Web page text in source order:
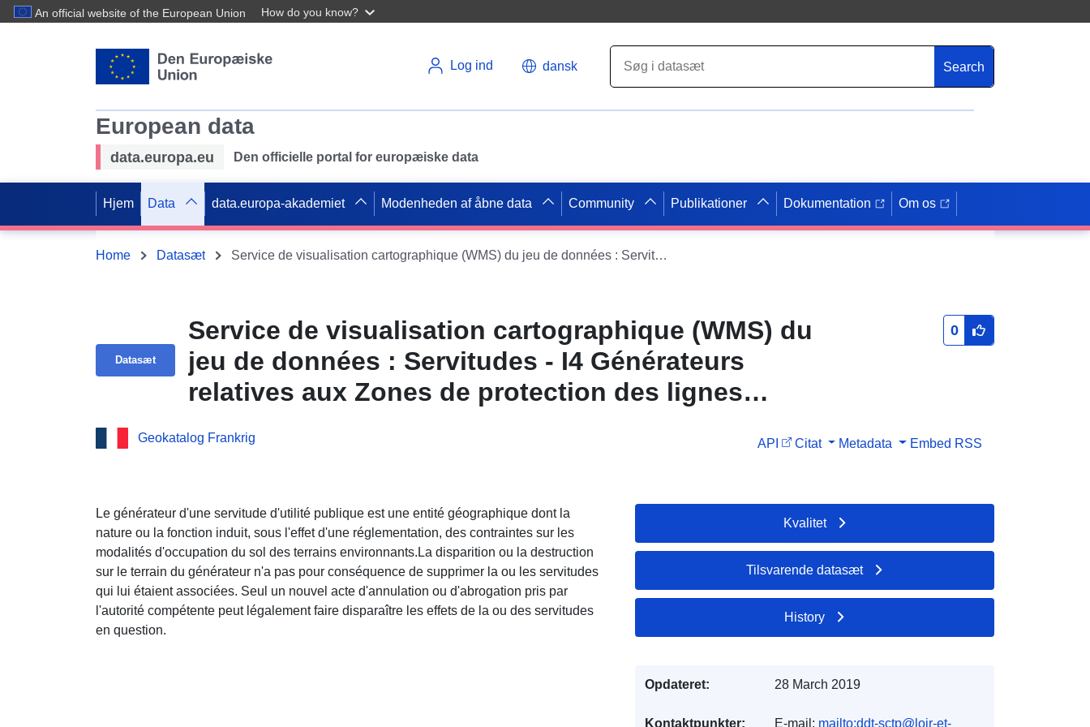
An official website of the European Union How do you know?
Log ind dansk Search
European data
data.europa.eu Den officielle portal for europæiske data
Hjem Data data.europa-akademiet Modenheden af åbne data Community Publikationer Dokumentation Om os
Home Datasæt Service de visualisation cartographique (WMS) du jeu de données : Servitudes - I4 Générateurs relatives aux Zones de protection des lignes électriques en Loir-et-Cher
Datasæt
Service de visualisation cartographique (WMS) du
jeu de données : Servitudes - I4 Générateurs
relatives aux Zones de protection des lignes
0
Geokatalog Frankrig API Citat Metadata Embed RSS
Le générateur d'une servitude d'utilité publique est une entité géographique dont la
nature ou la fonction induit, sous l'effet d'une réglementation, des contraintes sur les
modalités d'occupation du sol des terrains environnants.La disparition ou la destruction
sur le terrain du générateur n'a pas pour conséquence de supprimer la ou les servitudes
qui lui étaient associées. Seul un nouvel acte d'annulation ou d'abrogation pris par
l'autorité compétente peut légalement faire disparaître les effets de la ou des servitudes
en question.
Kvalitet
Tilsvarende datasæt
History
Opdateret: 28 March 2019
Kontaktpunkter: E-mail: mailto:ddt-sctp@loir-et-